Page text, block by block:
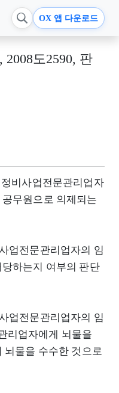
OX 앱 다운로드
2008도2590, 판
비사업전문관리업자
무원으로 의제되는
업전문관리업자의 임
하는지 여부의 판단
업전문관리업자의 임
리업자에게 뇌물을
뇌물을 수수한 것으로